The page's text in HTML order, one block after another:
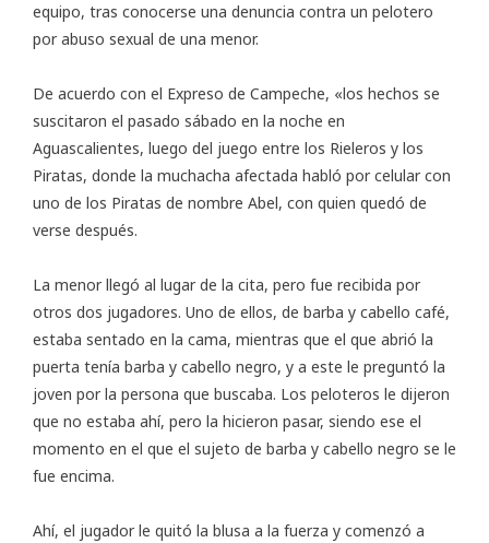
equipo, tras conocerse una denuncia contra un pelotero
por abuso sexual de una menor.
De acuerdo con el Expreso de Campeche, «los hechos se
suscitaron el pasado sábado en la noche en
Aguascalientes, luego del juego entre los Rieleros y los
Piratas, donde la muchacha afectada habló por celular con
uno de los Piratas de nombre Abel, con quien quedó de
verse después.
La menor llegó al lugar de la cita, pero fue recibida por
otros dos jugadores. Uno de ellos, de barba y cabello café,
estaba sentado en la cama, mientras que el que abrió la
puerta tenía barba y cabello negro, y a este le preguntó la
joven por la persona que buscaba. Los peloteros le dijeron
que no estaba ahí, pero la hicieron pasar, siendo ese el
momento en el que el sujeto de barba y cabello negro se le
fue encima.
Ahí, el jugador le quitó la blusa a la fuerza y comenzó a